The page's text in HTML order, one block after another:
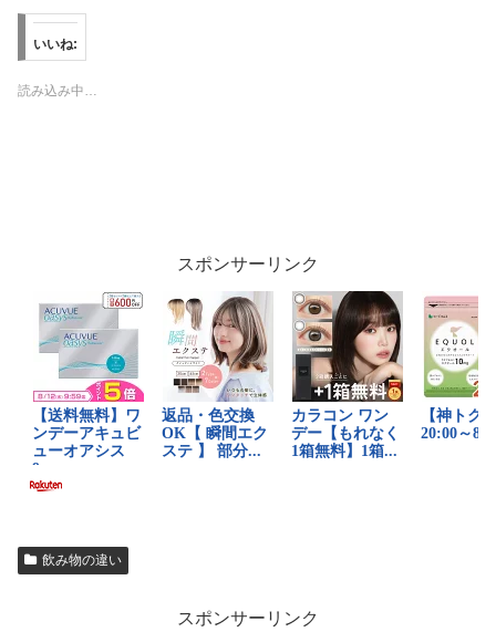
いいね:
読み込み中…
スポンサーリンク
飲み物の違い
スポンサーリンク